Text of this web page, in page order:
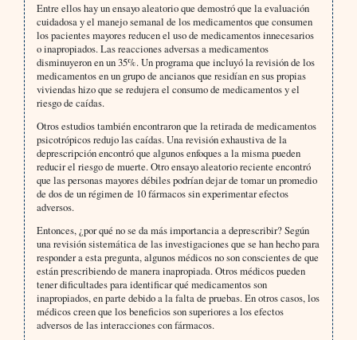
Entre ellos hay un ensayo aleatorio que demostró que la evaluación
cuidadosa y el manejo semanal de los medicamentos que consumen
los pacientes mayores reducen el uso de medicamentos innecesarios
o inapropiados. Las reacciones adversas a medicamentos
disminuyeron en un 35%. Un programa que incluyó la revisión de los
medicamentos en un grupo de ancianos que residían en sus propias
viviendas hizo que se redujera el consumo de medicamentos y el
riesgo de caídas.
Otros estudios también encontraron que la retirada de medicamentos
psicotrópicos redujo las caídas. Una revisión exhaustiva de la
deprescripción encontró que algunos enfoques a la misma pueden
reducir el riesgo de muerte. Otro ensayo aleatorio reciente encontró
que las personas mayores débiles podrían dejar de tomar un promedio
de dos de un régimen de 10 fármacos sin experimentar efectos
adversos.
Entonces, ¿por qué no se da más importancia a deprescribir? Según
una revisión sistemática de las investigaciones que se han hecho para
responder a esta pregunta, algunos médicos no son conscientes de que
están prescribiendo de manera inapropiada. Otros médicos pueden
tener dificultades para identificar qué medicamentos son
inapropiados, en parte debido a la falta de pruebas. En otros casos, los
médicos creen que los beneficios son superiores a los efectos
adversos de las interacciones con fármacos.